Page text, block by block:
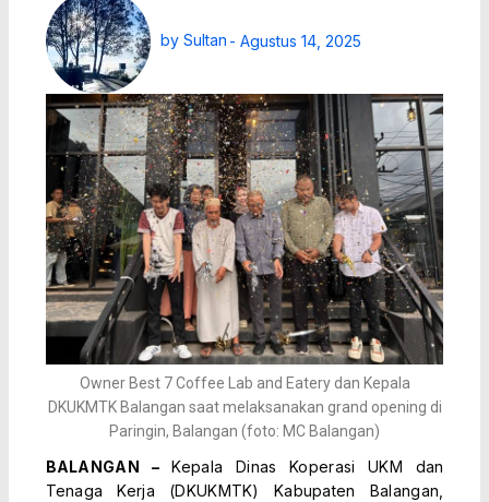
bySultan - Agustus 14, 2025
Owner Best 7 Coffee Lab and Eatery dan Kepala
DKUKMTK Balangan saat melaksanakan grand opening di
Paringin, Balangan (foto: MC Balangan)
BALANGAN –Kepala Dinas Koperasi UKM dan
Tenaga Kerja (DKUKMTK) Kabupaten Balangan,